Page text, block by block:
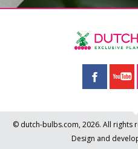
© dutch-bulbs.com, 2026. All rights
Design and